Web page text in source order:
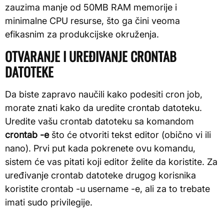
zauzima manje od 50MB RAM memorije i
minimalne CPU resurse, što ga čini veoma
efikasnim za produkcijske okruženja.
OTVARANJE I UREĐIVANJE CRONTAB
DATOTEKE
Da biste zapravo naučili kako podesiti cron job,
morate znati kako da uredite crontab datoteku.
Uredite vašu crontab datoteku sa komandom
crontab -ešto će otvoriti tekst editor (obično vi ili
nano). Prvi put kada pokrenete ovu komandu,
sistem će vas pitati koji editor želite da koristite. Za
uređivanje crontab datoteke drugog korisnika
koristite crontab -u username -e, ali za to trebate
imati sudo privilegije.